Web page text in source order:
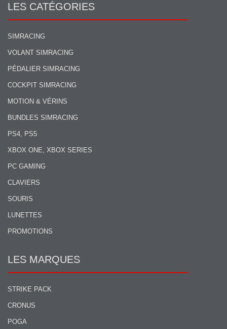
LES CATÉGORIES
SIMRACING
VOLANT SIMRACING
PÉDALIER SIMRACING
COCKPIT SIMRACING
MOTION & VÉRINS
BUNDLES SIMRACING
PS4, PS5
XBOX ONE, XBOX SERIES
PC GAMING
CLAVIERS
SOURIS
LUNETTES
PROMOTIONS
LES MARQUES
STRIKE PACK
CRONUS
POGA